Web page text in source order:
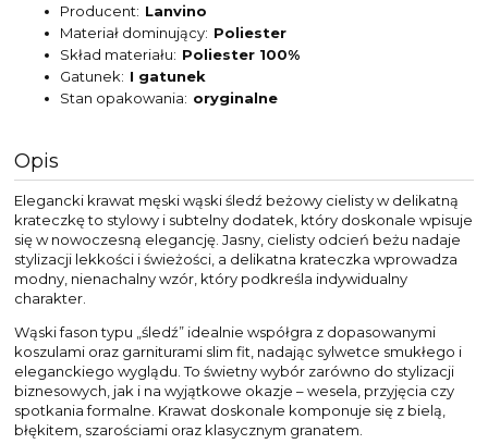
Producent
Lanvino
Materiał dominujący Poliester
Skład materiału
Poliester 100%
Gatunek
I gatunek
Stan opakowania
oryginalne
Opis
Elegancki krawat męski wąski śledź beżowy cielisty w delikatną
krateczkę to stylowy i subtelny dodatek, który doskonale wpisuje
się w nowoczesną elegancję. Jasny, cielisty odcień beżu nadaje
stylizacji lekkości i świeżości, a delikatna krateczka wprowadza
modny, nienachalny wzór, który podkreśla indywidualny
charakter.
Wąski fason typu „śledź” idealnie współgra z dopasowanymi
koszulami oraz garniturami slim fit, nadając sylwetce smukłego i
eleganckiego wyglądu. To świetny wybór zarówno do stylizacji
biznesowych, jak i na wyjątkowe okazje – wesela, przyjęcia czy
spotkania formalne. Krawat doskonale komponuje się z bielą,
błękitem, szarościami oraz klasycznym granatem.